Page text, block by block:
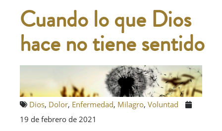
Cuando lo que Dios
hace no tiene sentido
Dios, Dolor, Enfermedad, Milagro, Voluntad
19 de febrero de 2021